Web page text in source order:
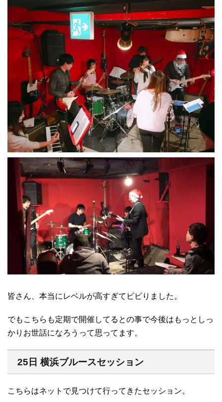
皆さん、本当にレベルが高すぎてビビりました。
でもこちらも定期で開催してるとの事で今後はもっとしっ
かりお世話になろうって思ってます。
25日 横浜ブルースセッション
こちらはネットで見つけて行ってきたセッション。